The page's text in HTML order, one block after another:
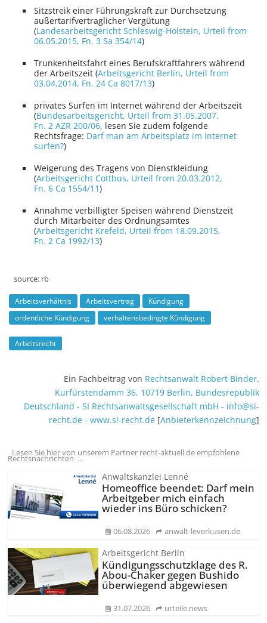
Sitzstreik einer Führungs­kraft zur Durch­setzung
außer­tarif­vertrag­licher Vergütung
(Landesarbeitsgericht Schleswig-Holstein, Urteil from
06.05.2015, Fn. 3 Sa 354/14)
Trunkenheitsfahrt eines Berufs­kraft­fahrers während
der Arbeitszeit (Arbeitsgericht Berlin, Urteil from
03.04.2014, Fn. 24 Ca 8017/13)
privates Surfen im Internet während der Arbeitszeit
(Bundesarbeitsgericht, Urteil from 31.05.2007,
Fn. 2 AZR 200/06, lesen Sie zudem folgende
Rechtsfrage: Darf man am Arbeitsplatz im Internet
surfen?)
Weigerung des Tragens von Dienst­kleidung
(Arbeitsgericht Cottbus, Urteil from 20.03.2012,
Fn. 6 Ca 1554/11)
Annahme ver­billigter Speisen während Dienstzeit
durch Mitarbeiter des Ordnungs­amtes
(Arbeitsgericht Krefeld, Urteil from 18.09.2015,
Fn. 2 Ca 1992/13)
source: rb
Arbeitsverhältnis Arbeitsvertrag
Kündigung
ordentliche Kündigung
verhaltensbedingte Kündigung
Arbeitsrecht
Ein Fachbeitrag von Rechtsanwalt Robert Binder,
Kurfürstendamm 36, 10719 Berlin, Bundesrepublik
Deutschland - SI Rechtsanwalts­gesellschaft mbH - info@si-
recht.de- www.si-recht.de [Anbieter­kenn­zeichnung]
Lesen Sie hier von unserem Partner recht-aktuell.de empfohlene
Rechtsnachrichten ...
Anwaltskanzlei Lenné
Homeoffice beendet: Darf mein
Arbeitgeber mich einfach
wieder ins Büro schicken?
06.08.2026 anwalt-leverkusen.de
Arbeitsgericht Berlin
Kündigungs­schutzklage des R.
Abou-Chaker gegen Bushido
überwiegend abgewiesen
31.07.2026 urteile.news